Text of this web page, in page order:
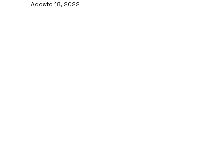
Agosto 18, 2022